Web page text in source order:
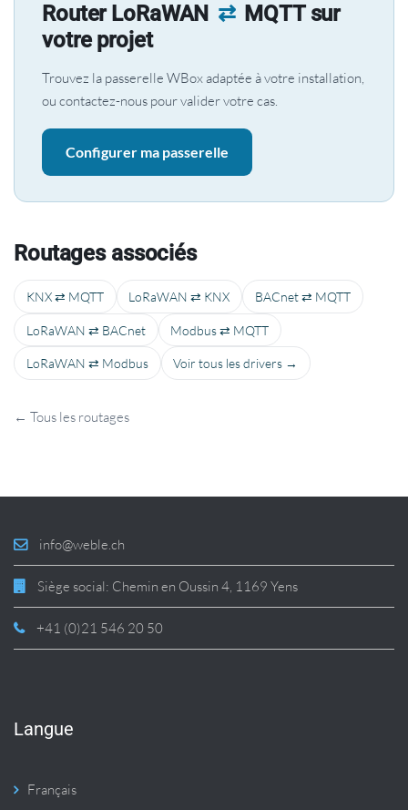
Router LoRaWAN ⇄ MQTT sur
votre projet
Trouvez la passerelle WBox adaptée à votre installation,
ou contactez-nous pour valider votre cas.
Configurer ma passerelle
Routages associés
KNX ⇄ MQTT LoRaWAN ⇄ KNX BACnet ⇄ MQTT
LoRaWAN ⇄ BACnet Modbus ⇄ MQTT
LoRaWAN ⇄ Modbus Voir tous les drivers →
← Tous les routages
info@weble.ch
Siège social: Chemin en Oussin 4, 1169 Yens
+41 (0)21 546 20 50
Langue
Français